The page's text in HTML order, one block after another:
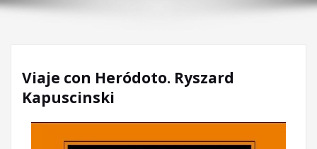
Viaje con Heródoto. Ryszard
Kapuscinski